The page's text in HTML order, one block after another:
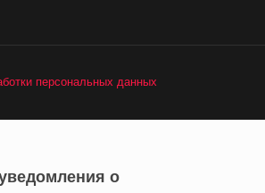
персональных данных
о